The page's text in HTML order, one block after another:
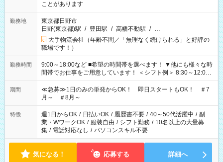
ことがあります
勤務地
東京都日野市
日野(東京都)駅 / 豊田駅 / 高幡不動駅 / …
大手物流会社（年齢不問／「無理なく続けられる」と好評の
職場です！）
勤務時間
9:00～18:00など ■希望の時間帯を選べます！ ▼他にも様々な時
間帯でお仕事をご用意しています！ ＜シフト例＞ 8:30～12:00
17:00～22:00 13:00～22:00 22:00～翌6:00 など
期間
≪急募≫1日のみの単発からOK！ 即日スタートもOK！ ＃7
月～ ＃8月～
特徴 週1日からOK / 日払いOK / 履歴書不要 / 40～50代活躍中 / 副
業・WワークOK / 服装自由 / シフト勤務 / 10名以上の大量募
集 / 電話対応なし / パソコンスキル不要
気になる！ 応募する 詳細へ